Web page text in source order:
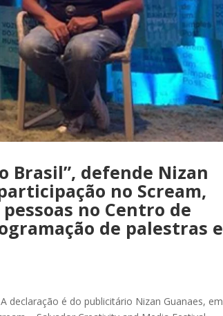
Brasil”, defende Nizan
no Scream,
no Centro de
de palestras e
declaração é do publicitário Nizan Guanaes, em